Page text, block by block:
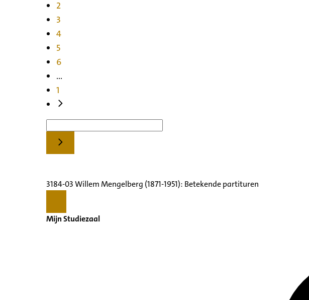
2
3
4
5
6
...
1
3184-03 Willem Mengelberg (1871-1951): Betekende partituren
Mijn Studiezaal